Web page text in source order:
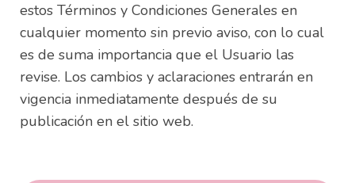
estos Términos y Condiciones Generales en
cualquier momento sin previo aviso, con lo cual
es de suma importancia que el Usuario las
revise. Los cambios y aclaraciones entrarán en
vigencia inmediatamente después de su
publicación en el sitio web.